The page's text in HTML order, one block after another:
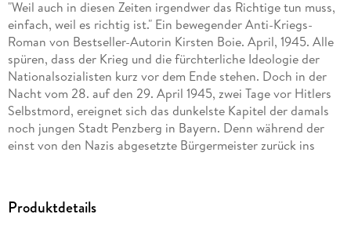
"Weil auch in diesen Zeiten irgendwer das Richtige tun muss,
einfach, weil es richtig ist." Ein bewegender Anti-Kriegs-
Roman von Bestseller-Autorin Kirsten Boie. April, 1945. Alle
spüren, dass der Krieg und die fürchterliche Ideologie der
Nationalsozialisten kurz vor dem Ende stehen. Doch in der
Nacht vom 28. auf den 29. April 1945, zwei Tage vor Hitlers
Selbstmord, ereignet sich das dunkelste Kapitel der damals
noch jungen Stadt Penzberg in Bayern. Denn während der
einst von den Nazis abgesetzte Bürgermeister zurück ins
Fronten stehen die Jugendlichen Marie, Schorsch und Gustl.
Produktdetails